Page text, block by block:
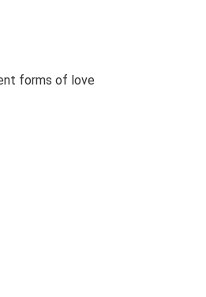
forms of love